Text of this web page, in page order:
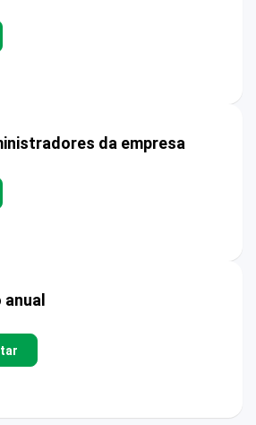
da empresa